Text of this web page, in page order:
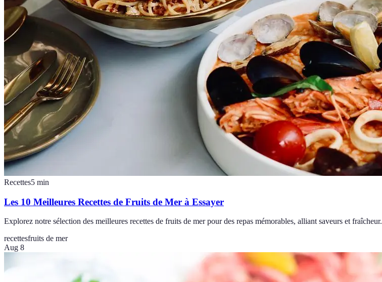
Recettes5 min
Les 10 Meilleures Recettes de Fruits de Mer à Essayer
Explorez notre sélection des meilleures recettes de fruits de mer pour des repas mémorables, alliant saveurs et fraîcheur.
recettesfruits de mer
Aug 8